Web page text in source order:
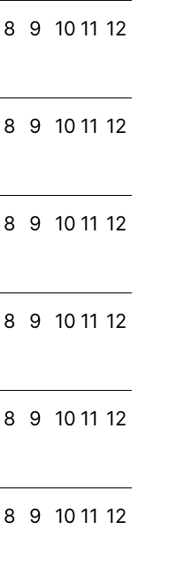
8 9 10 11 12
8 9 10 11 12
8 9 10 11 12
8 9 10 11 12
8 9 10 11 12
8 9 10 11 12